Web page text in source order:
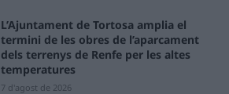
L’Ajuntament de Tortosa amplia el
termini de les obres de l’aparcament
dels terrenys de Renfe per les altes
temperatures
7 d'agost de 2026